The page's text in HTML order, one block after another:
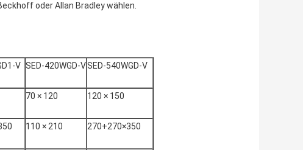
oder Allan Bradley wählen.
V SED-420WGD-VSED-540WGD-V
70 × 120 120 × 150
110 × 210 270+270×350